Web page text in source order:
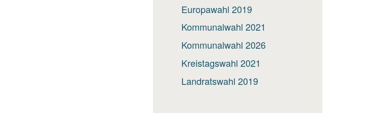
Europawahl 2019
Kommunalwahl 2021
Kommunalwahl 2026
Kreistagswahl 2021
Landratswahl 2019